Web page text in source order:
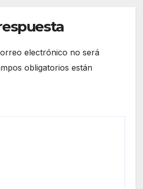
electrónico no será
obligatorios están